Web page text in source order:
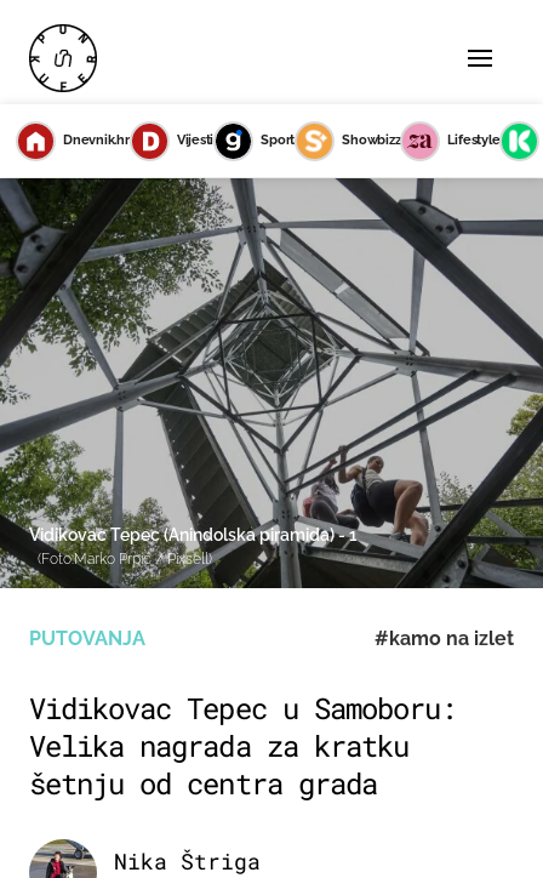
Dnevnik.hr Vijesti Sport Showbizz Lifestyle
PUTOVANJA #kamo na izlet
Vidikovac Tepec u Samoboru:
Velika nagrada za kratku
šetnju od centra grada
Nika Štriga
Vidikovac Tepec (Anindolska piramida) - 1
(Foto:Marko Prpić / Pixsell)